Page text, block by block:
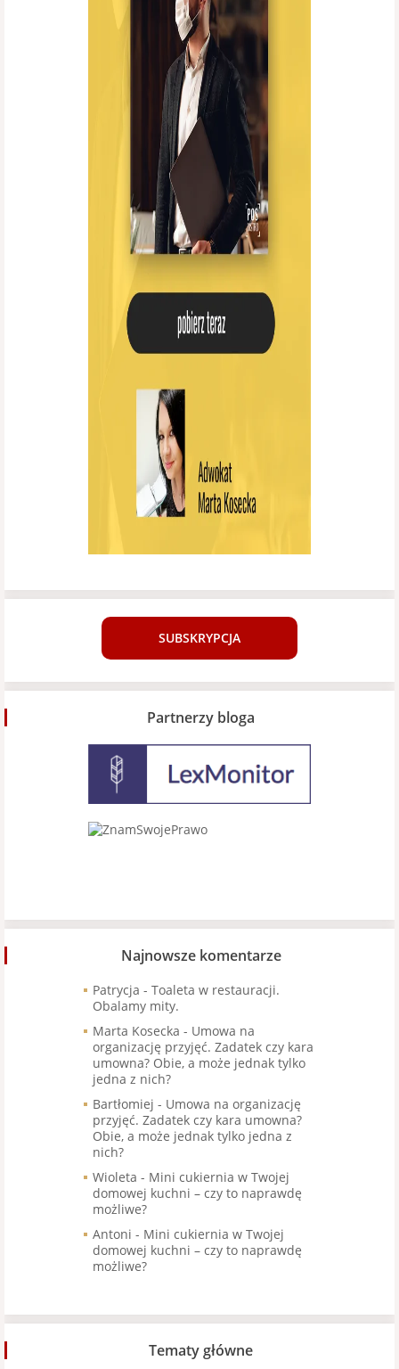
SUBSKRYPCJA
Partnerzy bloga
Najnowsze komentarze
Patrycja - Toaleta w restauracji.
Obalamy mity.
Marta Kosecka - Umowa na
organizację przyjęć. Zadatek czy kara
umowna? Obie, a może jednak tylko
jedna z nich?
Bartłomiej - Umowa na organizację
przyjęć. Zadatek czy kara umowna?
Obie, a może jednak tylko jedna z
nich?
Wioleta - Mini cukiernia w Twojej
domowej kuchni – czy to naprawdę
możliwe?
Antoni - Mini cukiernia w Twojej
domowej kuchni – czy to naprawdę
możliwe?
Tematy główne